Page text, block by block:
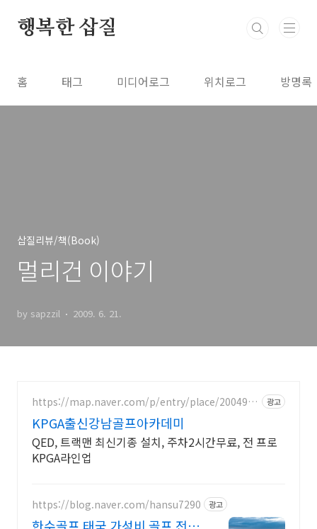
행복한 삽질
홈 태그 미디어로그 위치로그 방명록
삽질리뷰/책(Book)
멀리건 이야기
by sapzzil 2009. 6. 21.
https://map.naver.com/p/entry/place/2004975
광고
KPGA출신강남골프아카데미
QED, 트랙맨 최신기종 설치, 주차2시간무료, 전 프로
KPGA라인업
https://blog.naver.com/hansu7290 광고